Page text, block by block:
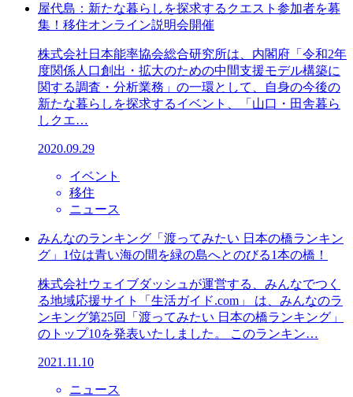
屋代島：新たな暮らしを探求するクエスト参加者を募
集！移住オンライン説明会開催
株式会社日本能率協会総合研究所は、内閣府「令和2年
度関係人口創出・拡大のための中間支援モデル構築に
関する調査・分析業務」の一環として、自身の今後の
新たな暮らしを探求するイベント、「山口・田舎暮ら
しクエ…
2020.09.29
イベント
移住
ニュース
みんなのランキング「渡ってみたい 日本の橋ランキン
グ」1位は青い海の間を緑の島へとのびる1本の橋！
株式会社ウェイブダッシュが運営する、みんなでつく
る地域応援サイト「生活ガイド.com」 は、みんなのラ
ンキング第25回「渡ってみたい 日本の橋ランキング」
のトップ10を発表いたしました。 このランキン…
2021.11.10
ニュース